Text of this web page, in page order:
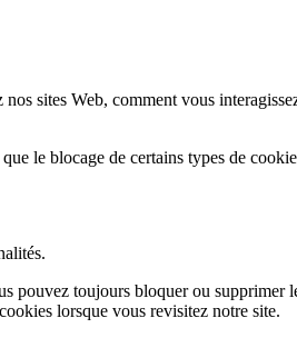
sites Web, comment vous
le blocage de certains types de
pouvez toujours bloquer ou supprimer
lorsque vous revisitez notre site.